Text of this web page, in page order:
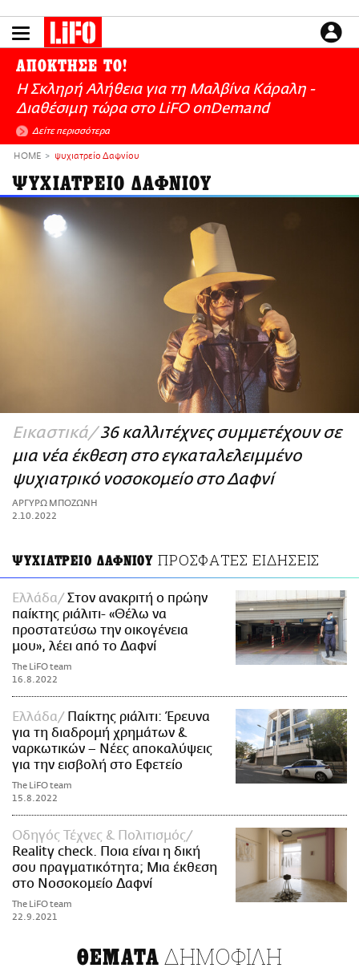
το
ΕΙΔΗΣΕΙΣ
CULTURE
ΑΠΟΨΕΙΣ
ΤΡΟΠΟΣ ΖΩΗΣ
PODCASTS
Plus
ΑΠΟΚΤΗΣΕ ΤΟ!
Η Σκληρή Αλήθεια για τη Μαλβίνα Κάραλη -
Διαθέσιμη τώρα στo LiFO onDemand
Δείτε περισσότερα
HOME ψυχιατρείο Δαφνίου
ΨΥΧΙΑΤΡΕΙΟ ΔΑΦΝΙΟΥ
Εικαστικά 36 καλλιτέχνες συμμετέχουν σε
μια νέα έκθεση στο εγκαταλελειμμένο
ψυχιατρικό νοσοκομείο στο Δαφνί
ΑΡΓΥΡΩ ΜΠΟΖΩΝΗ
2.10.2022
ΨΥΧΙΑΤΡΕΙΟ ΔΑΦΝΙΟΥ ΠΡΟΣΦΑΤΕΣ ΕΙΔΗΣΕΙΣ
Ελλάδα
Στον ανακριτή ο πρώην
παίκτης ριάλιτι- «Θέλω να
προστατεύσω την οικογένεια
μου», λέει από το Δαφνί
The LiFO team
16.8.2022
Ελλάδα
Παίκτης ριάλιτι: Έρευνα
για τη διαδρομή χρημάτων &
ναρκωτικών – Νέες αποκαλύψεις
για την εισβολή στο Εφετείο
The LiFO team
15.8.2022
Οδηγός Τέχνες & Πολιτισμός
Reality check. Ποια είναι η δική
σου πραγματικότητα; Μια έκθεση
στο Νοσοκομείο Δαφνί
The LiFO team
22.9.2021
ΘΕΜΑΤΑ ΔΗΜΟΦΙΛΗ